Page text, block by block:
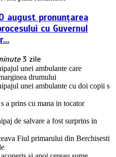
august pronunțarea
cu Guvernul
3 zile